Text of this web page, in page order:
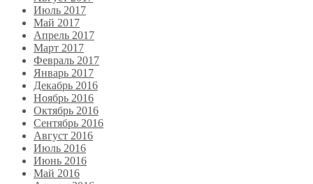
Июль 2017
Май 2017
Апрель 2017
Март 2017
Февраль 2017
Январь 2017
Декабрь 2016
Ноябрь 2016
Октябрь 2016
Сентябрь 2016
Август 2016
Июль 2016
Июнь 2016
Май 2016